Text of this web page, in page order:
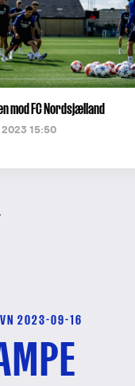
mod FC Nordsjælland
15:50
2023-09-16